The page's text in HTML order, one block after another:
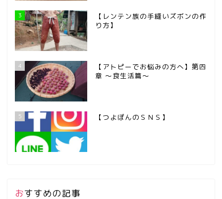
3
【レンテン族の手縫いズボンの作
り方】
4
【アトピーでお悩みの方へ】第四
章 ～食生活篇～
5 【つよぽんのＳＮＳ】
おすすめの記事